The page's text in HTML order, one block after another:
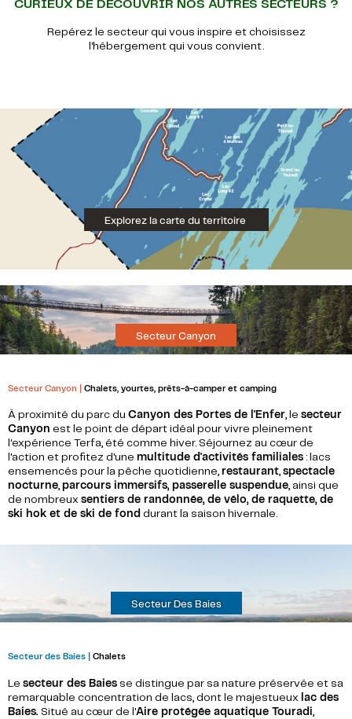
CURIEUX DE DÉCOUVRIR NOS AUTRES SECTEURS ?
Repérez le secteur qui vous inspire et choisissez
l'hébergement qui vous convient.
Explorez la carte du territoire
Secteur Canyon
Secteur Canyon | Chalets, yourtes, prêts-à-camper et camping
À proximité du parc du Canyon des Portes de l'Enfer, le secteur
Canyon est le point de départ idéal pour vivre pleinement
l'expérience Terfa, été comme hiver. Séjournez au cœur de
l'action et profitez d'une multitude d'activités familiales : lacs
ensemencés pour la pêche quotidienne, restaurant, spectacle
nocturne, parcours immersifs, passerelle suspendue, ainsi que
de nombreux sentiers de randonnée, de vélo, de raquette, de
ski hok et de ski de fond durant la saison hivernale.
Secteur Des Baies
Secteur des Baies | Chalets
Le secteur des Baies se distingue par sa nature préservée et sa
remarquable concentration de lacs, dont le majestueux lac des
Baies. Situé au cœur de l'Aire protégée aquatique Touradi